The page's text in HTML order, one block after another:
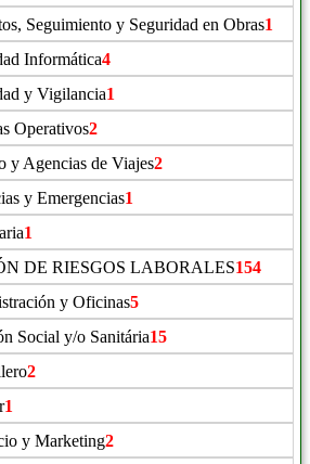
Seguimiento y Seguridad en Obras1
Informática4
y Vigilancia1
Operativos2
y Agencias de Viajes2
y Emergencias1
1
DE RIESGOS LABORALES154
y Oficinas5
Social y/o Sanitária15
2
1
y Marketing2